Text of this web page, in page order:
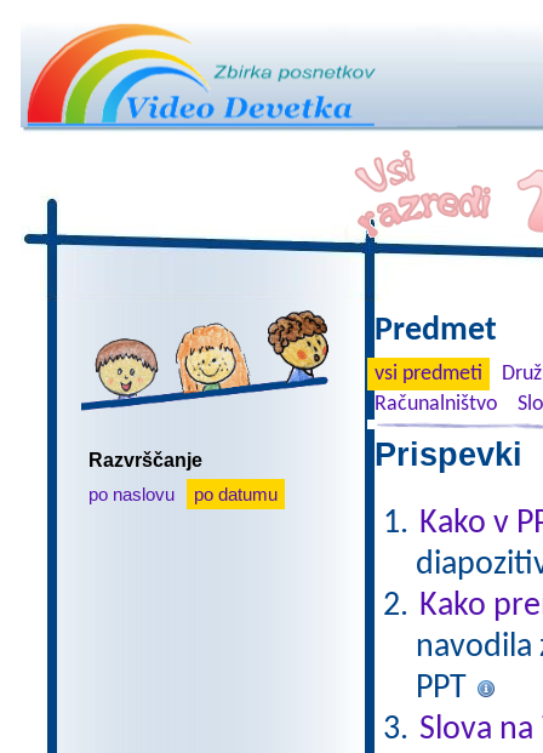
Razvrščanje
po naslovu
po datumu
Predmet
vsi predmeti
Računalništvo
Prispevki
Kako v
Kako
navodila
PPT
Slova na